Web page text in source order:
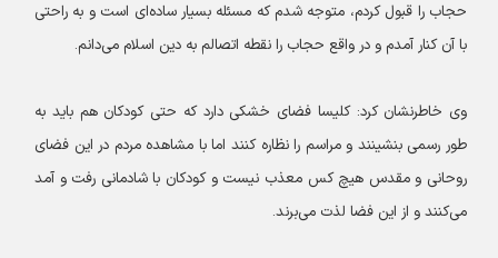
حجاب را قبول کردم، متوجه شدم که مسئله بسیار ساده‌ای است و به راحتی
با آن کنار آمدم و در واقع حجاب را نقطه اتصالم به دین اسلام می‌دانم.
وی خاطرنشان کرد: کلیسا فضای خشکی دارد که حتی کودکان هم باید به
طور رسمی بنشینند و مراسم را نظاره کنند اما با مشاهده مردم در این فضای
روحانی و مقدس هیچ کس معذب نیست و کودکان با شادمانی رفت و آمد
می‌کنند و از این فضا لذت می‌برند.